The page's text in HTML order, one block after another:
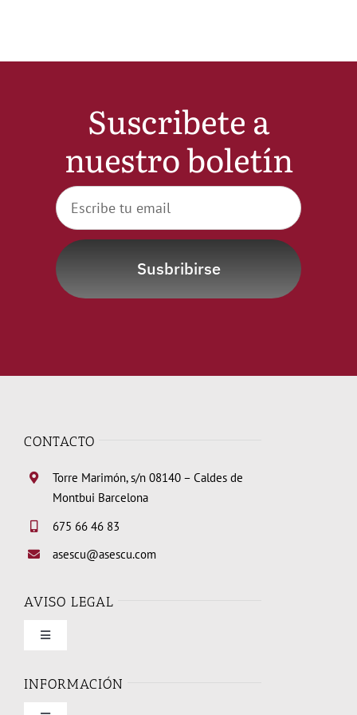
Contactar
WooCommerce Cart
Suscribete a
nuestro boletín
Susbribirse
CONTACTO
Torre Marimón, s/n 08140 – Caldes de
Montbui Barcelona
675 66 46 83
asescu@asescu.com
AVISO LEGAL
Toggle
Condiciones de uso
INFORMACIÓN